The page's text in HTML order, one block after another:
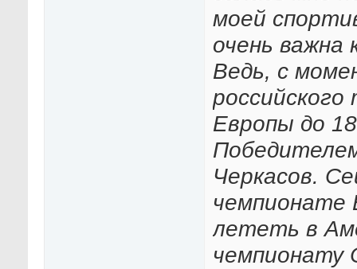
моей
очень важна
Ведь, с
Европы до
Черкасов.
чемпионате
лететь в